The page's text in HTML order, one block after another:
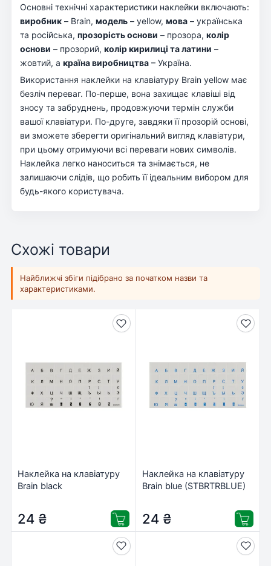
Основні технічні характеристики наклейки включають:
виробник – Brain, модель – yellow, мова – українська
та російська, прозорість основи – прозора, колір
основи – прозорий, колір кирилиці та латини –
жовтий, а країна виробництва – Україна.
Використання наклейки на клавіатуру Brain yellow має
безліч переваг. По-перше, вона захищає клавіші від
зносу та забруднень, продовжуючи термін служби
вашої клавіатури. По-друге, завдяки її прозорій основі,
ви зможете зберегти оригінальний вигляд клавіатури,
при цьому отримуючи всі переваги нових символів.
Наклейка легко наноситься та знімається, не
залишаючи слідів, що робить її ідеальним вибором для
будь-якого користувача.
Схожі товари
Найближчі збіги підібрано за початком назви та
характеристиками.
Наклейка на клавіатуру
Brain black
24 ₴
Наклейка на клавіатуру
Brain blue (STBRTRBLUE)
24 ₴